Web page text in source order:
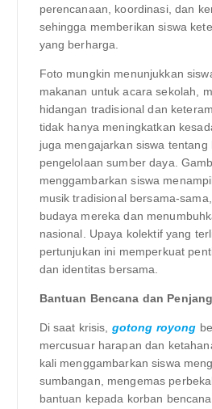
perencanaan, koordinasi, dan
sehingga memberikan siswa
yang berharga.
Foto mungkin menunjukkan
makanan untuk acara sekolah,
hidangan tradisional dan
tidak hanya meningkatkan
juga mengajarkan siswa tentang
pengelolaan sumber daya.
menggambarkan siswa
musik tradisional bersama-
budaya mereka dan
nasional. Upaya kolektif yang
pertunjukan ini memperkuat
dan identitas bersama.
Bantuan Bencana dan
Di saat krisis, gotong royong
mercusuar harapan dan
kali menggambarkan siswa
sumbangan, mengemas
bantuan kepada korban